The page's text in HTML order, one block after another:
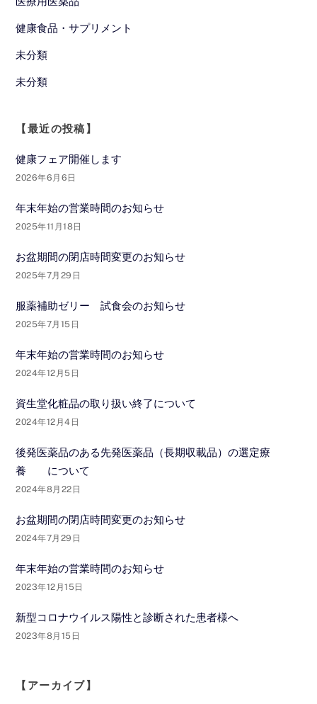
健康食品・サプリメント
未分類
未分類
【最近の投稿】
健康フェア開催します
2026年6月6日
年末年始の営業時間のお知らせ
2025年11月18日
お盆期間の閉店時間変更のお知らせ
2025年7月29日
服薬補助ゼリー 試食会のお知らせ
2025年7月15日
年末年始の営業時間のお知らせ
2024年12月5日
資生堂化粧品の取り扱い終了について
2024年12月4日
後発医薬品のある先発医薬品（長期収載品）の選定療
養 について
2024年8月22日
お盆期間の閉店時間変更のお知らせ
2024年7月29日
年末年始の営業時間のお知らせ
2023年12月15日
新型コロナウイルス陽性と診断された患者様へ
2023年8月15日
【アーカイブ】